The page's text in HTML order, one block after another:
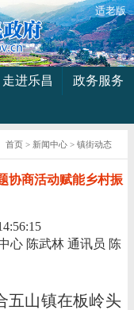
适老版
走进乐昌
政务服务
首页 > 新闻中心 >镇街动态
协商活动赋能乡村振
心 陈武林 通讯员 陈
山镇在板岭头